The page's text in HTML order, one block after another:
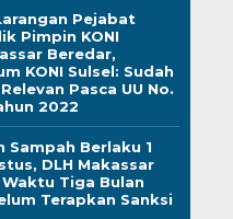
Pejabat
Pimpin KONI
Beredar,
KONI Sulsel: Sudah
Pasca UU No.
2022
Sampah Berlaku 1
DLH Makassar
Waktu Tiga Bulan
Terapkan Sanksi